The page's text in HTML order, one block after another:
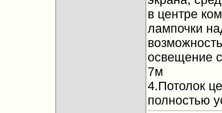
в центре
лампочки
освещение
7м
4.Потолок
полностью